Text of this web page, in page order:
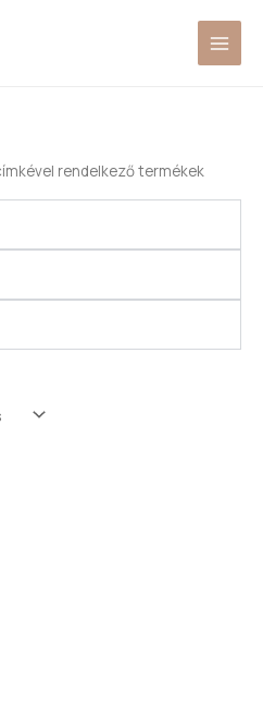
rendelkező termékek